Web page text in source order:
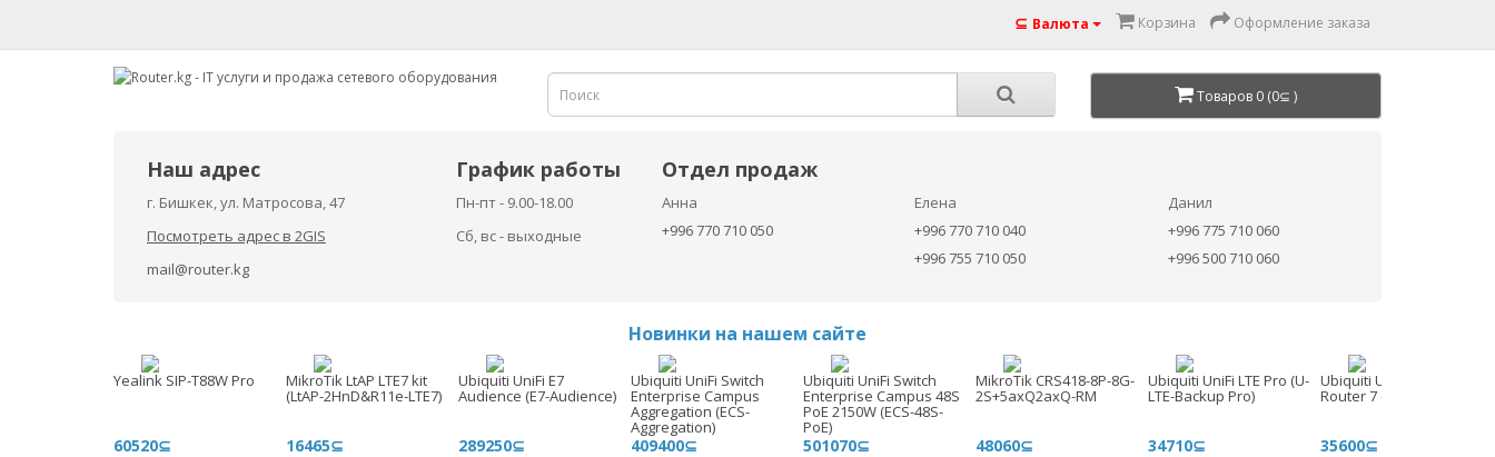
⊆ Валюта Корзина Оформление заказа
Товаров 0 (0⊆ )
Наш адрес
г. Бишкек, ул. Матросова, 47
Посмотреть адрес в 2GIS
mail@router.kg
График работы
Пн-пт - 9.00-18.00
Сб, вс - выходные
Отдел продаж
Анна
+996 770 710 050
Елена
+996 770 710 040
+996 755 710 050
Данил
+996 775 710 060
+996 500 710 060
Новинки на нашем сайте
Yealink SIP-T88W Pro
60520⊆
MikroTik LtAP LTE7 kit
(LtAP-2HnD&R11e-LTE7)
16465⊆
Ubiquiti UniFi E7
Audience (E7-Audience)
289250⊆
Ubiquiti UniFi Switch
Enterprise Campus
Aggregation (ECS-
Aggregation)
409400⊆
Ubiquiti UniFi Switch
Enterprise Campus 48S
PoE 2150W (ECS-48S-
PoE)
501070⊆
MikroTik CRS418-8P-8G-
2S+5axQ2axQ-RM
48060⊆
Ubiquiti UniFi LTE Pro (U-
LTE-Backup Pro)
34710⊆
Ubiquiti UniFi Dream
Router 7 (UDR7)
35600⊆